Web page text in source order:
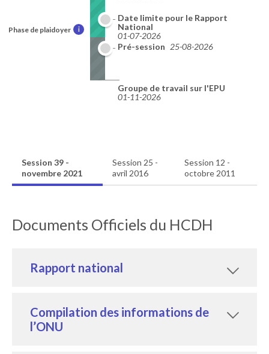
Phase de plaidoyer i
Date limite pour le Rapport
National
01-07-2026
Pré-session 25-08-2026
Groupe de travail sur l'EPU
01-11-2026
Session 39 -
novembre 2021
Session 25 -
avril 2016
Session 12 -
octobre 2011
Documents Officiels du HCDH
Rapport national
Compilation des informations de
l’ONU